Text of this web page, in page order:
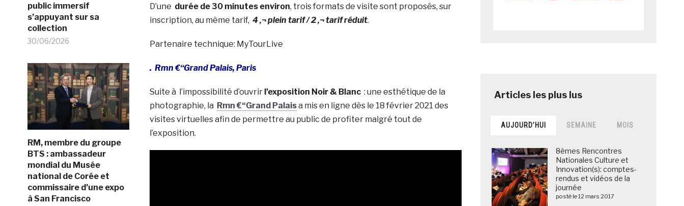
public immersif
s’appuyant sur sa
collection
30/06/2026
RM, membre du groupe
BTS : ambassadeur
mondial du Musée
national de Corée et
commissaire d’une expo
à San Francisco
D’une durée de 30 minutes environ, trois formats de visite sont proposés, sur
inscription, au même tarif, 4 ‚¬ plein tarif / 2 ‚¬ tarif réduit.
Partenaire technique: MyTourLive
. Rmn €“Grand Palais, Paris
Suite à l’impossibilité d’ouvrir l’exposition Noir & Blanc: une esthétique de la
photographie, la Rmn €“Grand Palaisa mis en ligne dès le 18 février 2021 des
visites virtuelles afin de permettre au public de profiter malgré tout de
l’exposition.
AUJOURD’HUI SEMAINE MOIS
8èmes Rencontres
Nationales Culture et
Innovation(s): comptes-
rendus et vidéos de la
journée
posté le 12 mars 2017